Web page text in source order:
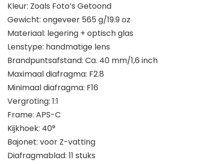
Kleur: Zoals Foto’s Getoond
Gewicht: ongeveer 565 g/19.9 oz
Materiaal: legering + optisch glas
Lenstype: handmatige lens
Brandpuntsafstand: Ca. 40 mm/1,6 inch
Maximaal diafragma: F2.8
Minimaal diafragma: F16
Vergroting: 1:1
Frame: APS-C
Kijkhoek: 40°
Bajonet: voor Z-vatting
Diafragmablad: 11 stuks